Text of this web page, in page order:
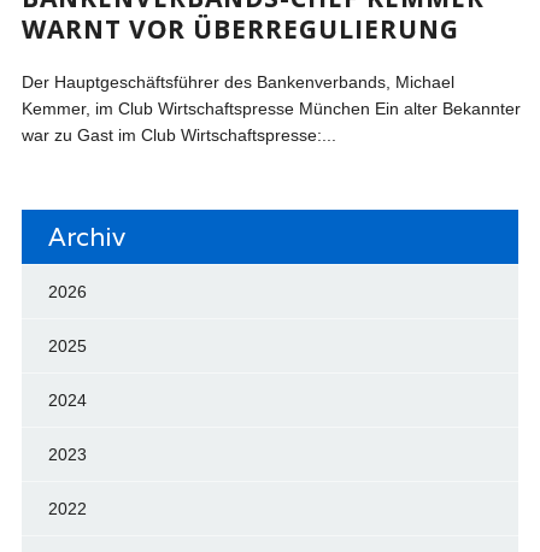
WARNT VOR ÜBERREGULIERUNG
Der Hauptgeschäftsführer des Bankenverbands, Michael
Kemmer, im Club Wirtschaftspresse München Ein alter Bekannter
war zu Gast im Club Wirtschaftspresse:...
Archiv
2026
2025
2024
2023
2022